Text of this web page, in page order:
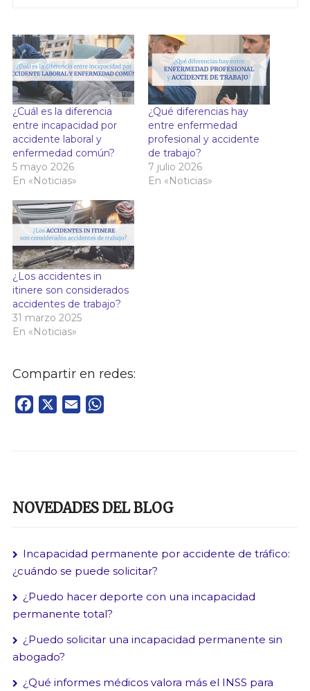
¿Cuál es la diferencia
entre incapacidad por
accidente laboral y
enfermedad común?
5 mayo 2026
En «Noticias»
¿Qué diferencias hay
entre enfermedad
profesional y accidente
de trabajo?
7 julio 2026
En «Noticias»
¿Los accidentes in
itinere son considerados
accidentes de trabajo?
31 marzo 2025
En «Noticias»
Compartir en redes:
Facebook Email
NOVEDADES DEL BLOG
Incapacidad permanente por accidente de tráfico:
¿cuándo se puede solicitar?
¿Puedo hacer deporte con una incapacidad
permanente total?
¿Puedo solicitar una incapacidad permanente sin
abogado?
¿Qué informes médicos valora más el INSS para